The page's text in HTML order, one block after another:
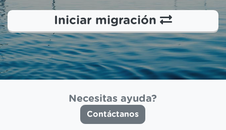
Iniciar migración
Necesitas ayuda?
Contáctanos